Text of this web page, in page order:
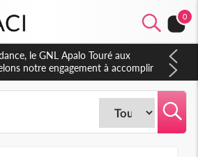
0
de réforme constitutionnelle en
amendements, un exclu d'avance